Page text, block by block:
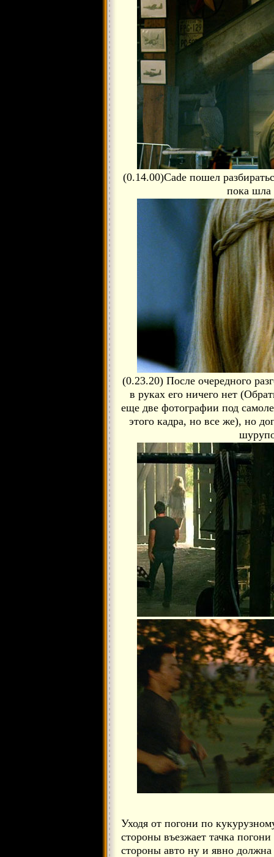
(0.14.00)Cade пошел
пока шла
(0.23.20) После очередного
в руках его ничего нет
еще две фотографии под
этого кадра, но все же), но
Уходя от погони по
стороны въезжает тачка
стороны авто ну и явно